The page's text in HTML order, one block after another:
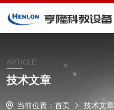
ARTICLE
技术文章
当前位置： 首页 技术文章